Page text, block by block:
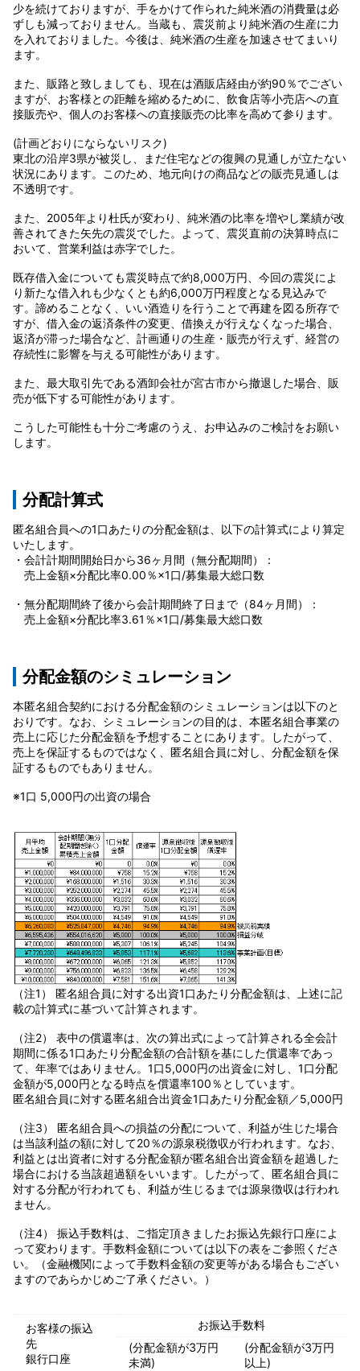
少を続けておりますが、手をかけて作られた純米酒の消費量は必
ずしも減っておりません。当蔵も、震災前より純米酒の生産に力
を入れておりました。今後は、純米酒の生産を加速させてまいり
ます。
また、販路と致しましても、現在は酒販店経由が約90％でござい
ますが、お客様との距離を縮めるために、飲食店等小売店への直
接販売や、個人のお客様への直接販売の比率を高めて参ります。
(計画どおりにならないリスク)
東北の沿岸3県が被災し、まだ住宅などの復興の見通しが立たない
状況にあります。このため、地元向けの商品などの販売見通しは
不透明です。
また、2005年より杜氏が変わり、純米酒の比率を増やし業績が改
善されてきた矢先の震災でした。よって、震災直前の決算時点に
おいて、営業利益は赤字でした。
既存借入金についても震災時点で約8,000万円、今回の震災によ
り新たな借入れも少なくとも約6,000万円程度となる見込みで
す。諦めることなく、いい酒造りを行うことで再建を図る所存で
すが、借入金の返済条件の変更、借換えが行えなくなった場合、
返済が滞った場合など、計画通りの生産・販売が行えず、経営の
存続性に影響を与える可能性があります。
また、最大取引先である酒卸会社が宮古市から撤退した場合、販
売が低下する可能性があります。
こうした可能性も十分ご考慮のうえ、お申込みのご検討をお願い
します。
分配計算式
匿名組合員への1口あたりの分配金額は、以下の計算式により算定
いたします。
・会計計期間開始日から36ヶ月間（無分配期間）：
売上金額×分配比率0.00％×1口/募集最大総口数
・無分配期間終了後から会計期間終了日まで（84ヶ月間）：
売上金額×分配比率3.61％×1口/募集最大総口数
分配金額のシミュレーション
本匿名組合契約における分配金額のシミュレーションは以下のと
おりです。なお、シミュレーションの目的は、本匿名組合事業の
売上に応じた分配金額を予想することにあります。したがって、
売上を保証するものではなく、匿名組合員に対し、分配金額を保
証するものでもありません。
※1口 5,000円の出資の場合
（注1） 匿名組合員に対する出資1口あたり分配金額は、上述に記
載の計算式に基づいて計算されます。
（注2） 表中の償還率は、次の算出式によって計算される全会計
期間に係る1口あたり分配金額の合計額を基にした償還率であっ
て、年率ではありません。1口5,000円の出資金に対し、1口分配
金額が5,000円となる時点を償還率100％としています。
匿名組合員に対する匿名組合出資金1口あたり分配金額／5,000円
（注3） 匿名組合員への損益の分配について、利益が生じた場合
は当該利益の額に対して20％の源泉税徴収が行われます。なお、
利益とは出資者に対する分配金額が匿名組合出資金額を超過した
場合における当該超過額をいいます。したがって、匿名組合員に
対する分配が行われても、利益が生じるまでは源泉徴収は行われ
ません。
（注4） 振込手数料は、ご指定頂きましたお振込先銀行口座によ
って変わります。手数料金額については以下の表をご参照くださ
い。（金融機関によって手数料金額の変更等がある場合もござい
ますのであらかじめご了承ください。）
お客様の振込
先
銀行口座
お振込手数料
(分配金額が3万円
未満)
(分配金額が3万円
以上)